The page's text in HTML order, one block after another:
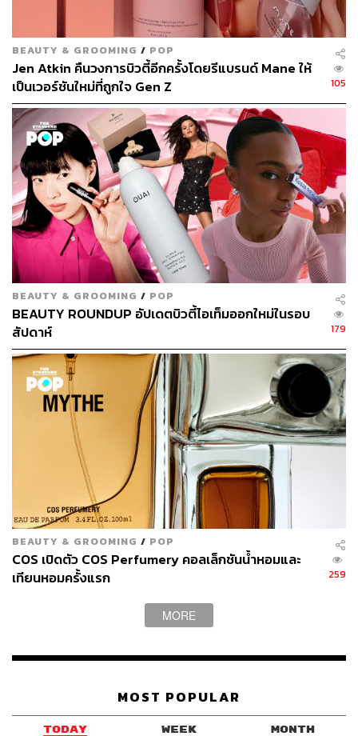
BEAUTY & GROOMING / POP
Jen Atkin คืนวงการบิวตี้อีกครั้งโดยรีแบรนด์ Mane ให้
เป็นเวอร์ชันใหม่ที่ถูกใจ Gen Z
105
BEAUTY & GROOMING / POP
BEAUTY ROUNDUP อัปเดตบิวตี้ไอเท็มออกใหม่ในรอบ
สัปดาห์
179
BEAUTY & GROOMING / POP
COS เปิดตัว COS Perfumery คอลเล็กชันน้ำหอมและ
เทียนหอมครั้งแรก
259
MORE
MOST POPULAR
TODAY WEEK MONTH